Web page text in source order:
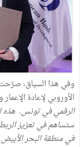
وفي هذا السياق، صرّحت
الأوروبي لإعادة الإعمار
الرقمي في تونس. هذه
ستساهم في تعزيز
في منطقة البحر